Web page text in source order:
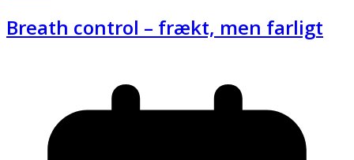
Breath control – frækt, men farligt